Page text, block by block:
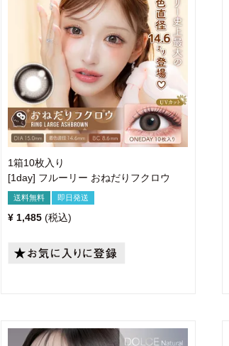
1箱10枚入り
[1day] フルーリー おねだりフクロウ
送料無料 即日発送
¥ 1,485 税込